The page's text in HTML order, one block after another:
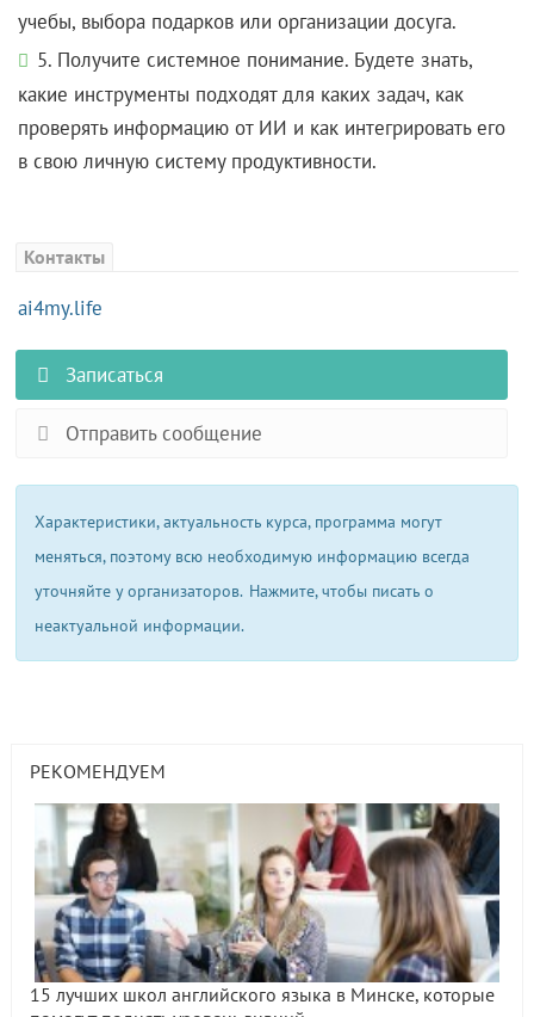
учебы, выбора подарков или организации досуга.
5. Получите системное понимание. Будете знать,
какие инструменты подходят для каких задач, как
проверять информацию от ИИ и как интегрировать его
в свою личную систему продуктивности.
Контакты
ai4my.life
Записаться
Отправить сообщение
Характеристики, актуальность курса, программа могут
меняться, поэтому всю необходимую информацию всегда
уточняйте у организаторов. Нажмите, чтобы писать о
неактуальной информации.
РЕКОМЕНДУЕМ
15 лучших школ английского языка в Минске, которые